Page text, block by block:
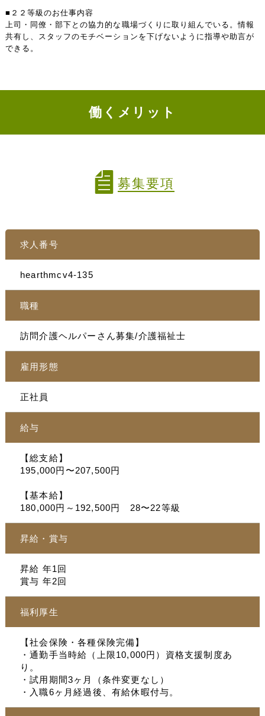
■２２等級のお仕事内容
上司・同僚・部下との協力的な職場づくりに取り組んでいる。情報
共有し、スタッフのモチベーションを下げないように指導や助言が
できる。
働くメリット
募集要項
求人番号
hearthmcv4-135
職種
訪問介護ヘルパーさん募集/介護福祉士
雇用形態
正社員
給与
【総支給】
195,000円〜207,500円
【基本給】
180,000円～192,500円 28〜22等級
昇給・賞与
昇給 年1回
賞与 年2回
福利厚生
【社会保険・各種保険完備】
・通勤手当時給（上限10,000円）資格支援制度あ
り。
・試用期間3ヶ月（条件変更なし）
・入職6ヶ月経過後、有給休暇付与。